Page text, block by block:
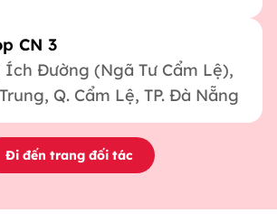
CN 3
Ích Đường (Ngã Tư Cẩm Lệ),
Q. Cẩm Lệ, TP. Đà Nẵng
Đi đến trang đối tác